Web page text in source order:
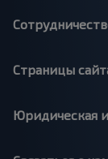
Страницы
Юридическая